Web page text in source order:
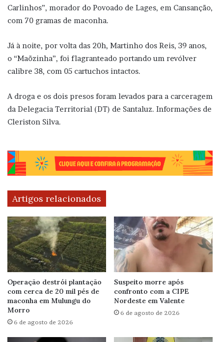
Carlinhos”, morador do Povoado de Lages, em Cansanção,
com 70 gramas de maconha.
Já à noite, por volta das 20h, Martinho dos Reis, 39 anos,
o “Maõzinha”, foi flagranteado portando um revólver
calibre 38, com 05 cartuchos intactos.
A droga e os dois presos foram levados para a carceragem
da Delegacia Territorial (DT) de Santaluz. Informações de
Cleriston Silva.
Artigos relacionados
Operação destrói plantação
com cerca de 20 mil pés de
maconha em Mulungu do
Morro
6 de agosto de 2026
Suspeito morre após
confronto com a CIPE
Nordeste em Valente
6 de agosto de 2026